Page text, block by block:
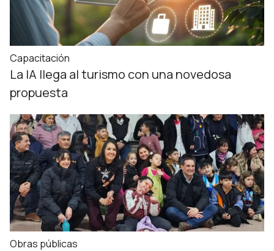
Capacitación
La IA llega al turismo con una novedosa
propuesta
Obras públicas